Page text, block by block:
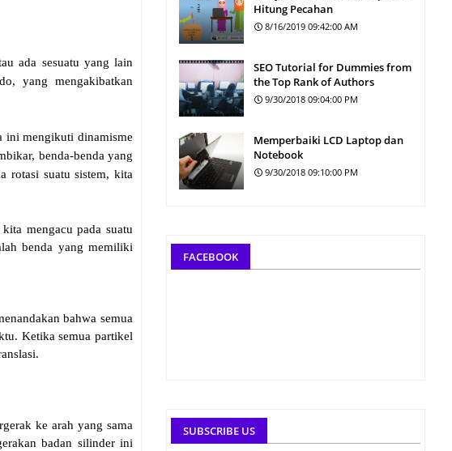
ada sesuatu yang lain
yang mengakibatkan
ini mengikuti dinamisme
benda-benda yang
rotasi suatu sistem, kita
mengacu pada suatu
benda yang memiliki
bahwa semua
Ketika semua partikel
ke arah yang sama
badan silinder ini
Hitung Pecahan
8/16/2019 09:42:00 AM
SEO Tutorial for Dummies from
the Top Rank of Authors
9/30/2018 09:04:00 PM
Memperbaiki LCD Laptop dan
Notebook
9/30/2018 09:10:00 PM
FACEBOOK
SUBSCRIBE US